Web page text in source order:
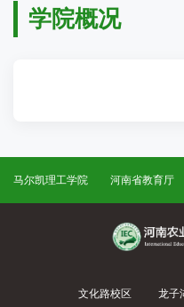
学院概况
马尔凯理工学院 河南省教育厅
文化路校区 龙子